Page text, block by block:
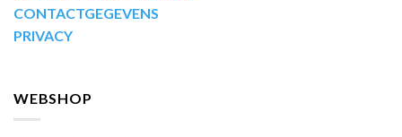
CONTACTGEGEVENS
PRIVACY
WEBSHOP